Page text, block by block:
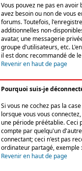
Vous pouvez ne pas en
avez besoin ou non de vous
forums. Toutefois,
additionnelles non-
avatar, une messagerie
groupe d'utilisateurs, etc.
il est donc recommandé de
Revenir en haut de page
Pourquoi suis-je
Si vous ne cochez pas la
lorsque vous vous
une période préétablie. Ceci
compte par quelqu'un
connectant; ceci n'est pas
ordinateur partagé, exemple
Revenir en haut de page